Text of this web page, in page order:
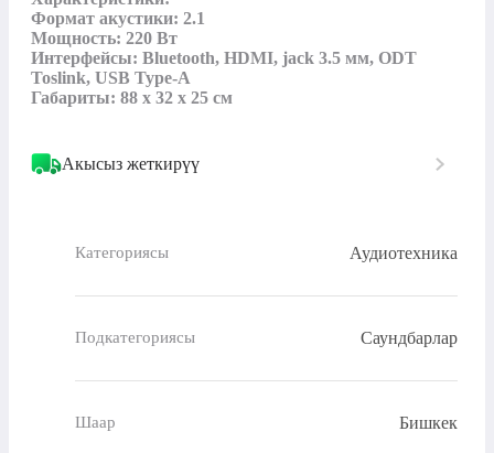
Формат акустики: 2.1
Мощность: 220 Вт
Интерфейсы: Bluetooth, HDMI, jack 3.5 мм, ODT
Toslink, USB Type-A
Габариты: 88 х 32 х 25 см
Акысыз жеткирүү
Категориясы Аудиотехника
Подкатегориясы Саундбарлар
Шаар Бишкек